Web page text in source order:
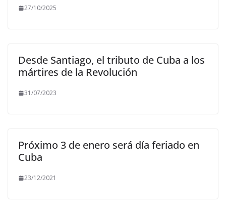
27/10/2025
Desde Santiago, el tributo de Cuba a los
mártires de la Revolución
31/07/2023
Próximo 3 de enero será día feriado en
Cuba
23/12/2021